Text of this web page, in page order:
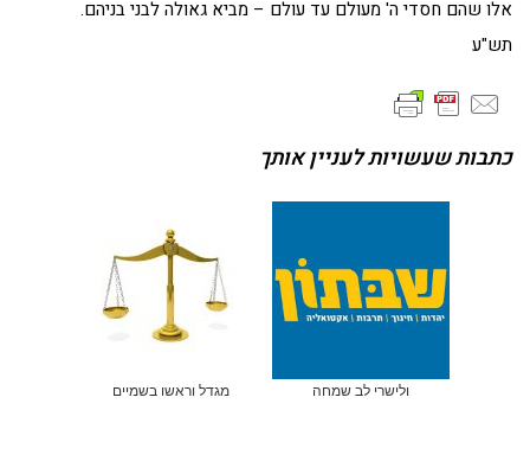
אלו שהם חסדי ה' מעולם עד עולם – מביא גאולה לבני בניהם.
תש"ע
כתבות שעשויות לעניין אותך
ולישרי לב שמחה מגדל וראשו בשמיים